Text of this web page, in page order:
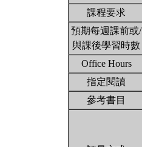
課程要求
預期每週課前或/
與課後學習時數
Office Hours
指定閱讀
參考書目